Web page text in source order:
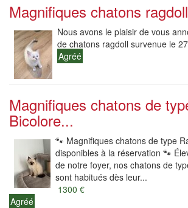
Magnifiques chatons ragdoll
Nous avons le plaisir de vous
de chatons ragdoll survenue le
Agréé
Magnifiques chatons de
Bicolore...
🐾 Magnifiques chatons de type
disponibles à la réservation 🐾
de notre foyer, nos chatons de
sont habitués dès leur...
1300 €
Agréé